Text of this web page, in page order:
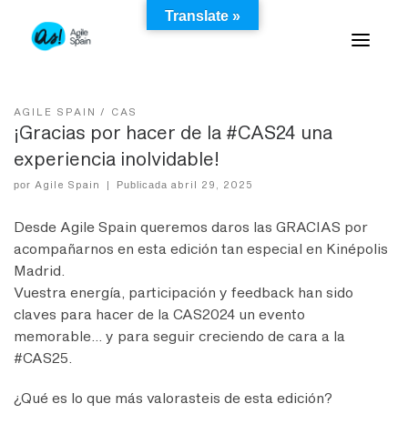
content
AGILE SPAIN CAS
¡Gracias por hacer de la #CAS24 una
experiencia inolvidable!
por Agile Spain Publicada abril 29, 2025
Desde Agile Spain queremos daros las GRACIAS por
acompañarnos en esta edición tan especial en Kinépolis
Madrid.
Vuestra energía, participación y feedback han sido
claves para hacer de la CAS2024 un evento
memorable… y para seguir creciendo de cara a la
#CAS25.
¿Qué es lo que más valorasteis de esta edición?
Translate »